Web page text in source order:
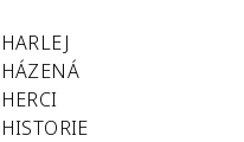
HARLEJ
HÁZENÁ
HERCI
HISTORIE